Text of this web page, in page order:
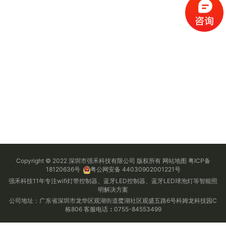
Copyright © 2022 深圳市强禾科技有限公司 版权所有 网站地图 粤ICP备
18120636号
粤公网安备 44030902001221号
强禾科技11年专注wifi灯带控制器、蓝牙LED控制器、蓝牙LED球泡灯等智能照
明解决方案
公司地址：广东省深圳市龙华区观湖街道鹭湖社区观盛五路6号科姆龙科技园C
栋806 客服电话： 0755-84553499